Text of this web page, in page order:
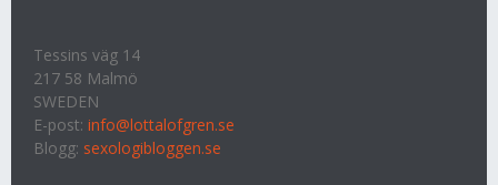
Tessins väg 14
217 58 Malmö
SWEDEN
E-post: info@lottalofgren.se
Blogg: sexologibloggen.se